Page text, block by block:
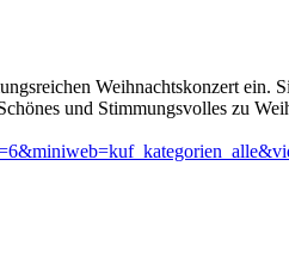
Weihnachtskonzert ein.
und Stimmungsvolles zu